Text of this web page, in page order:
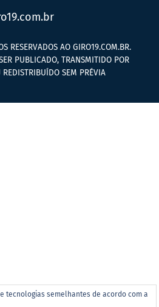
tecnologias semelhantes de acordo com a
RESERVADOS AO GIRO19.COM.BR.
PUBLICADO, TRANSMITIDO POR
REDISTRIBUÍDO SEM PRÉVIA